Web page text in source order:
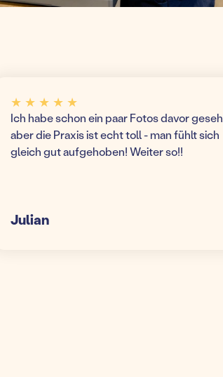
★ ★ ★ ★ ★
Ich habe schon ein paar Fotos davor gesehen,
aber die Praxis ist echt toll - man fühlt sich
gleich gut aufgehoben! Weiter so!!
Julian